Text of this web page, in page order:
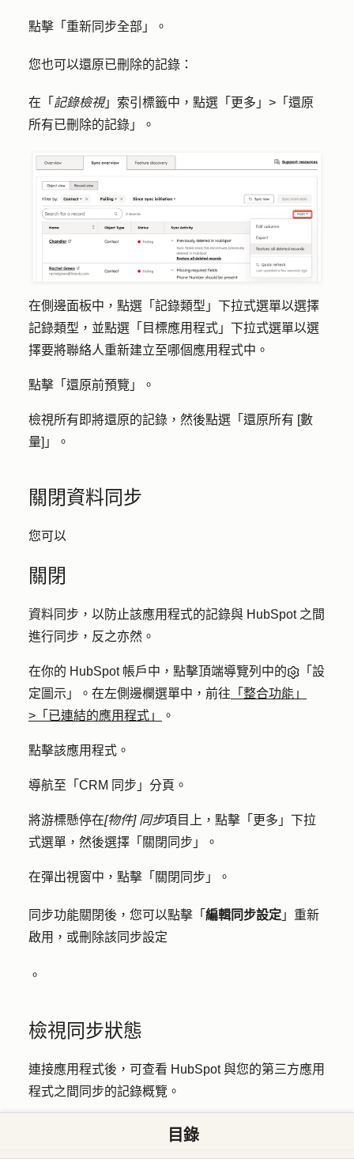
點擊「 重新同步全部 」。
您也可以還原已刪除的記錄：
在「 記錄檢視」索引標籤中，點選「 更多」> 「 還原
所有已刪除的記錄 」。
在側邊面板中，點選「 記錄類型 」下拉式選單以選擇
記錄類型，並點選「 目標應用程式 」下拉式選單以選
擇要將聯絡人重新建立至哪個應用程式中。
點擊「 還原前預覽 」。
檢視所有即將還原的記錄，然後點選 「還原所有 [數
量] 」。
關閉資料同步
您可以
關閉
資料同步，以防止該應用程式的記錄與 HubSpot 之間
進行同步，反之亦然。
在你的 HubSpot 帳戶中，點擊頂端導覽列中的
「設
定圖示」。在左側邊欄選單中，前往 「整合功能」
>「已連結的應用程式」
。
點擊該應用程式 。
導航至「 CRM 同步 」分頁。
將游標懸停在[物件] 同步項目上，點擊「 更多 」下拉
式選單，然後選擇 「關閉同步 」。
在彈出視窗中，點擊 「關閉同步 」。
同步功能關閉後，您可以點擊「 編輯同步設定 」重新
啟用，或刪除該同步設定
。
檢視同步狀態
連接應用程式後，可查看 HubSpot 與您的第三方應用
程式之間同步的記錄概覽。
在你的 HubSpot 帳戶中，點擊頂端導覽列中的
目錄